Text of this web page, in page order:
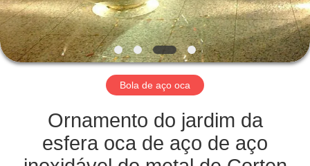
CONTROLE
DA
QUALIDADE
CONTACTE-
NOTÍCIA
Bola de aço oca
Ornamento do jardim da
esfera oca de aço de aço